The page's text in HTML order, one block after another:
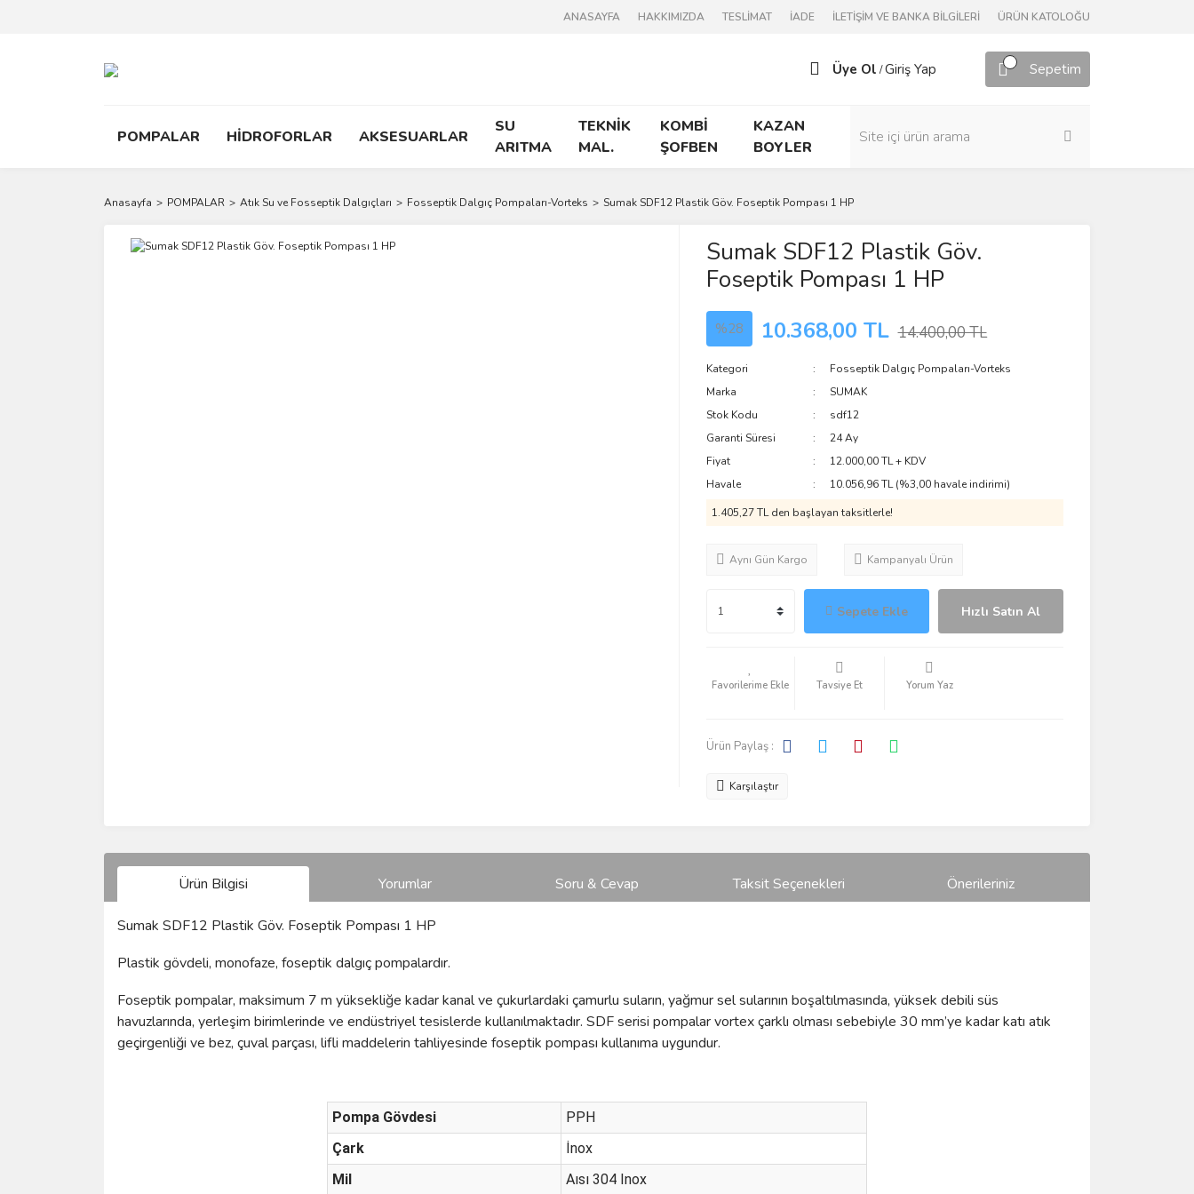
ANASAYFA HAKKIMIZDA TESLİMAT İADE İLETİŞİM VE BANKA BİLGİLERİ ÜRÜN KATOLOĞU
Üye Ol /Giriş Yap Sepetim
POMPALAR HİDROFORLAR AKSESUARLAR
SU
ARITMA
TEKNİK
MAL.
KOMBİ
ŞOFBEN
KAZAN
BOYLER
Anasayfa POMPALAR Atık Su ve Fosseptik Dalgıçları Fosseptik Dalgıç Pompaları-Vorteks Sumak SDF12 Plastik Göv. Foseptik Pompası 1 HP
Sumak SDF12 Plastik Göv.
Foseptik Pompası 1 HP
%28 10.368,00 TL 14.400,00 TL
Kategori
Fosseptik Dalgıç Pompaları-Vorteks
Marka
SUMAK
Stok Kodu
sdf12
Garanti Süresi
24 Ay
Fiyat
12.000,00 TL + KDV
Havale
10.056,96 TL (%3,00 havale indirimi)
1.405,27 TL den başlayan taksitlerle!
Aynı Gün Kargo Kampanyalı Ürün
Sepete Ekle Hızlı Satın Al
Tavsiye Et Yorum Yaz
Ürün Paylaş :
Karşılaştır
Ürün Bilgisi Yorumlar Soru & Cevap Taksit Seçenekleri Önerileriniz
Sumak SDF12 Plastik Göv. Foseptik Pompası 1 HP
Plastik gövdeli, monofaze, foseptik dalgıç pompalardır.
Foseptik pompalar, maksimum 7 m yüksekliğe kadar kanal ve çukurlardaki çamurlu suların, yağmur sel sularının boşaltılmasında, yüksek debili süs
havuzlarında, yerleşim birimlerinde ve endüstriyel tesislerde kullanılmaktadır. SDF serisi pompalar vortex çarklı olması sebebiyle 30 mm’ye kadar katı atık
geçirgenliği ve bez, çuval parçası, lifli maddelerin tahliyesinde foseptik pompası kullanıma uygundur.
Pompa Gövdesi
PPH
Çark
İnox
Mil
Aısı 304 Inox